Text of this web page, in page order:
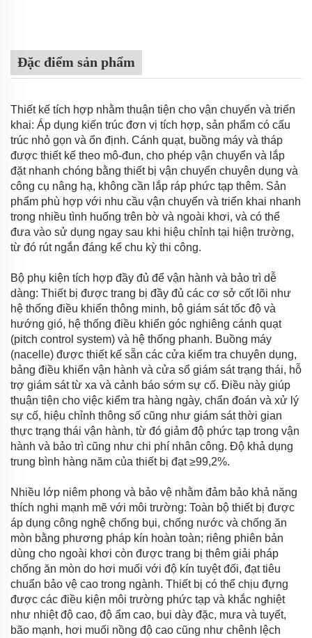
Đặc điểm sản phẩm
Thiết kế tích hợp nhằm thuận tiện cho vận chuyển và triển
khai: Áp dụng kiến trúc đơn vị tích hợp, sản phẩm có cấu
trúc nhỏ gọn và ổn định. Cánh quạt, buồng máy và tháp
được thiết kế theo mô-đun, cho phép vận chuyển và lắp
đặt nhanh chóng bằng thiết bị vận chuyển chuyên dụng và
công cụ nâng hạ, không cần lắp ráp phức tạp thêm. Sản
phẩm phù hợp với nhu cầu vận chuyển và triển khai nhanh
trong nhiều tình huống trên bờ và ngoài khơi, và có thể
đưa vào sử dụng ngay sau khi hiệu chỉnh tại hiện trường,
từ đó rút ngắn đáng kể chu kỳ thi công.
Bộ phụ kiện tích hợp đầy đủ để vận hành và bảo trì dễ
dàng: Thiết bị được trang bị đầy đủ các cơ sở cốt lõi như
hệ thống điều khiển thông minh, bộ giám sát tốc độ và
hướng gió, hệ thống điều khiển góc nghiêng cánh quạt
(pitch control system) và hệ thống phanh. Buồng máy
(nacelle) được thiết kế sẵn các cửa kiểm tra chuyên dụng,
bảng điều khiển vận hành và cửa sổ giám sát trạng thái, hỗ
trợ giám sát từ xa và cảnh báo sớm sự cố. Điều này giúp
thuận tiện cho việc kiểm tra hàng ngày, chẩn đoán và xử lý
sự cố, hiệu chỉnh thông số cũng như giám sát thời gian
thực trạng thái vận hành, từ đó giảm độ phức tạp trong vận
hành và bảo trì cũng như chi phí nhân công. Độ khả dụng
trung bình hàng năm của thiết bị đạt ≥99,2%.
Nhiều lớp niêm phong và bảo vệ nhằm đảm bảo khả năng
thích nghi mạnh mẽ với môi trường: Toàn bộ thiết bị được
áp dụng công nghệ chống bụi, chống nước và chống ăn
mòn bằng phương pháp kín hoàn toàn; riêng phiên bản
dùng cho ngoài khơi còn được trang bị thêm giải pháp
chống ăn mòn do hơi muối với độ kín tuyệt đối, đạt tiêu
chuẩn bảo vệ cao trong ngành. Thiết bị có thể chịu đựng
được các điều kiện môi trường phức tạp và khắc nghiệt
như nhiệt độ cao, độ ẩm cao, bụi dày đặc, mưa và tuyết,
bão mạnh, hơi muối nồng độ cao cũng như chênh lệch